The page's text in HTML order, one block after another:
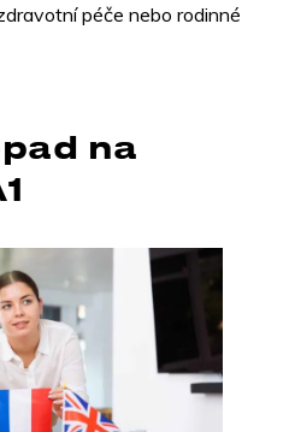
péče nebo rodinné
na